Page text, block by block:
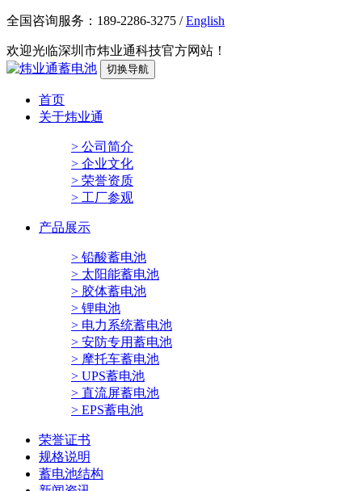
全国咨询服务： 189-2286-3275 /English
欢迎光临深圳市炜业通科技官方网站！
切换导航
首页
关于炜业通
> 公司简介
> 企业文化
> 荣誉资质
> 工厂参观
产品展示
> 铅酸蓄电池
> 太阳能蓄电池
> 胶体蓄电池
> 锂电池
> 电力系统蓄电池
> 安防专用蓄电池
> 摩托车蓄电池
> UPS蓄电池
> 直流屏蓄电池
> EPS蓄电池
荣誉证书
规格说明
蓄电池结构